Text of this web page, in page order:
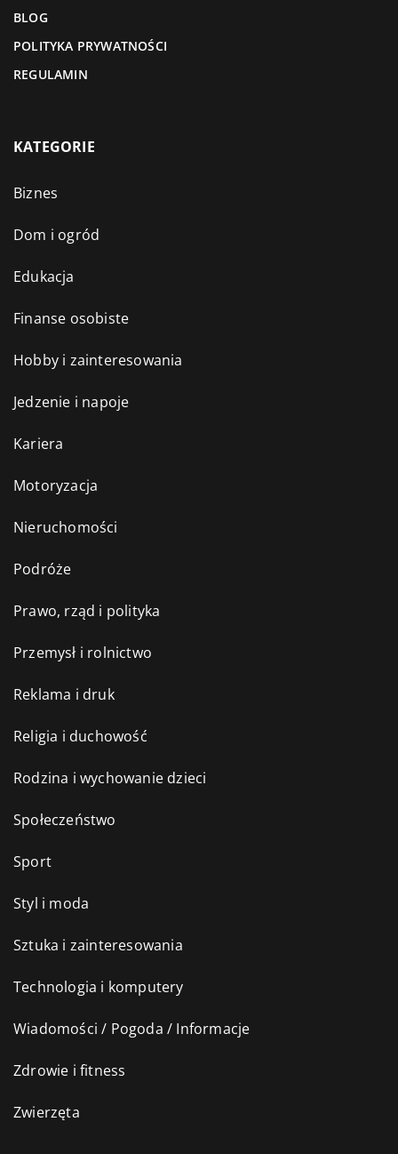
BLOG
POLITYKA PRYWATNOŚCI
REGULAMIN
KATEGORIE
Biznes
Dom i ogród
Edukacja
Finanse osobiste
Hobby i zainteresowania
Jedzenie i napoje
Kariera
Motoryzacja
Nieruchomości
Podróże
Prawo, rząd i polityka
Przemysł i rolnictwo
Reklama i druk
Religia i duchowość
Rodzina i wychowanie dzieci
Społeczeństwo
Sport
Styl i moda
Sztuka i zainteresowania
Technologia i komputery
Wiadomości / Pogoda / Informacje
Zdrowie i fitness
Zwierzęta